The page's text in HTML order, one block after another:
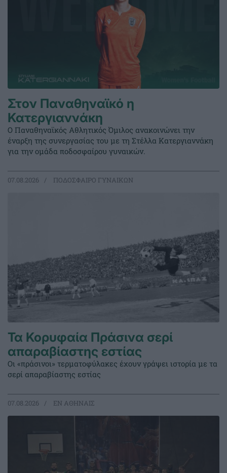
Στον Παναθηναϊκό η
Κατεργιαννάκη
Ο Παναθηναϊκός Αθλητικός Όμιλος ανακοινώνει την
έναρξη της συνεργασίας του με τη Στέλλα Κατεργιαννάκη
για την ομάδα ποδοσφαίρου γυναικών.
07.08.2026 ΠΟΔΟΣΦΑΙΡΟ ΓΥΝΑΙΚΩΝ
Τα Κορυφαία Πράσινα σερί
απαραβίαστης εστίας
Οι «πράσινοι» τερματοφύλακες έχουν γράψει ιστορία με τα
σερί απαραβίαστης εστίας
07.08.2026 EΝ ΑΘΗΝΑΙΣ